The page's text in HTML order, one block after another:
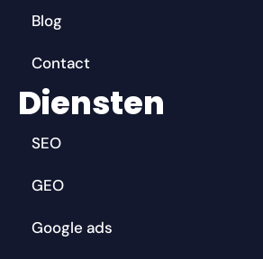
Blog
Contact
Diensten
SEO
GEO
Google ads